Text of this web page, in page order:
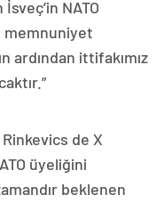
NATO
memnuniyet
ardından ittifakımız
de X
üyeliğini
beklenen